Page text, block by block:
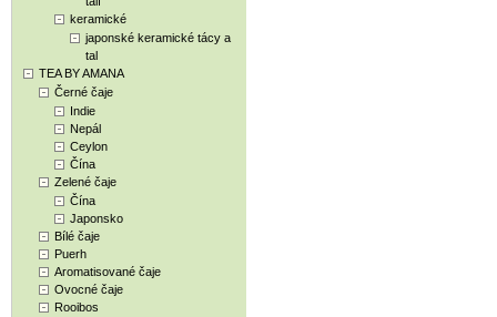
keramické
japonské keramické tácy a
tal
TEA BY AMANA
Černé čaje
Indie
Nepál
Ceylon
Čína
Zelené čaje
Čína
Japonsko
Bílé čaje
Puerh
Aromatisované čaje
Ovocné čaje
Rooibos